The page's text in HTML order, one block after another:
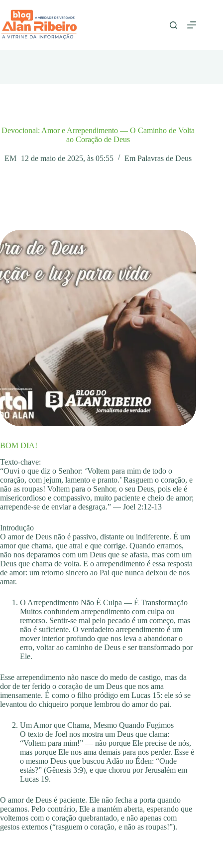
para
conteúdo
Devocional: Amor e Arrependimento — O Caminho de Volta
ao Coração de Deus
EM 12 de maio de 2025, às 05:55 Em Palavras de Deus
BOM DIA!
Texto-chave:
“Ouvi o que diz o Senhor: ‘Voltem para mim de todo o
coração, com jejum, lamento e pranto.’ Rasguem o coração, e
não as roupas! Voltem para o Senhor, o seu Deus, pois ele é
misericordioso e compassivo, muito paciente e cheio de amor;
arrepende-se de enviar a desgraça.” — Joel 2:12-13
Introdução
O amor de Deus não é passivo, distante ou indiferente. É um
amor que chama, que atrai e que corrige. Quando erramos,
não nos deparamos com um Deus que se afasta, mas com um
Deus que chama de volta. E o arrependimento é essa resposta
de amor: um retorno sincero ao Pai que nunca deixou de nos
amar.
O Arrependimento Não É Culpa — É Transformação
Muitos confundem arrependimento com culpa ou
remorso. Sentir-se mal pelo pecado é um começo, mas
não é suficiente. O verdadeiro arrependimento é um
mover interior profundo que nos leva a abandonar o
erro, voltar ao caminho de Deus e ser transformado por
Ele.
Esse arrependimento não nasce do medo de castigo, mas da
dor de ter ferido o coração de um Deus que nos ama
imensamente. É como o filho pródigo em Lucas 15: ele só se
levantou do chiqueiro porque lembrou do amor do pai.
Um Amor que Chama, Mesmo Quando Fugimos
O texto de Joel nos mostra um Deus que clama:
“Voltem para mim!” — não porque Ele precise de nós,
mas porque Ele nos ama demais para nos perder. Esse é
o mesmo Deus que buscou Adão no Éden: “Onde
estás?” (Gênesis 3:9), e que chorou por Jerusalém em
Lucas 19.
O amor de Deus é paciente. Ele não fecha a porta quando
pecamos. Pelo contrário, Ele a mantém aberta, esperando que
voltemos com o coração quebrantado, e não apenas com
gestos externos (“rasguem o coração, e não as roupas!”).